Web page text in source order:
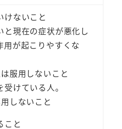
ないこと
と現在の症状が悪化し
用が起こりやすくな
服用しないこと
けている人。
しないこと
こと